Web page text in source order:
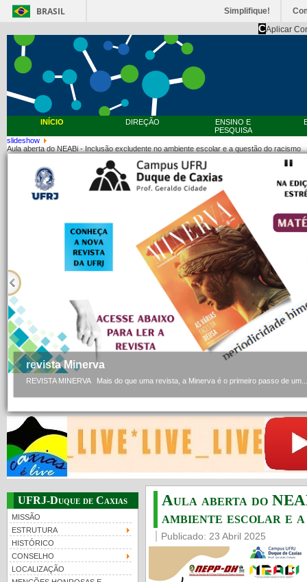
BRASIL Simplifique!
CAplicar
INÍCIO DIREÇÃO
ENSINO E
PESQUISA
slideshow
Aula aberta do NEABi - Inclusão excludente no ambiente escolar e a questão do racismo
revista Minerva
REVISTA MINERVA Mais do que uma revista, a Minerva é o primeiro passo de um...
UFRJ-Duque de Caxias
MISSÃO
ESTRUTURA
HISTÓRICO
CONSELHO
LOCALIZAÇÃO
Aula aberta do
ambiente escolar e
Publicado: 23 Abril 2025